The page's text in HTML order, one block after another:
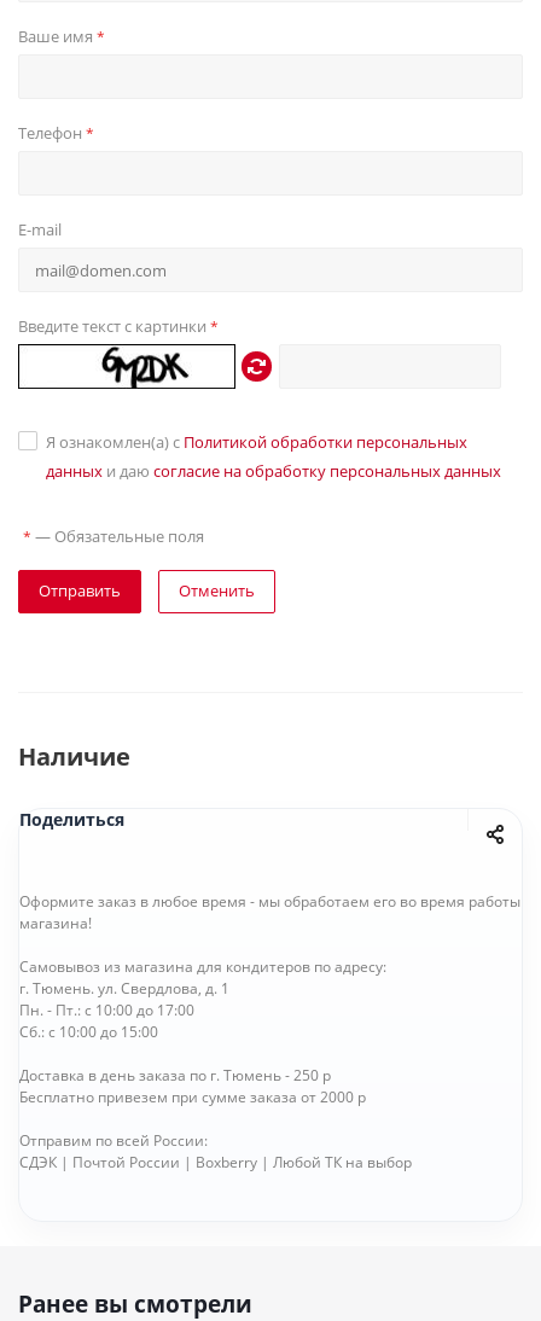
Ваше имя *
Телефон *
E-mail
Введите текст с картинки *
Я ознакомлен(а) с Политикой обработки персональных
данных и даю согласие на обработку персональных данных
* — Обязательные поля
Отправить Отменить
Наличие
Поделиться
Оформите заказ в любое время - мы обработаем его во время работы
магазина!
Самовывоз из магазина для кондитеров по адресу:
г. Тюмень. ул. Свердлова, д. 1
Пн. - Пт.: с 10:00 до 17:00
Сб.: с 10:00 до 15:00
Доставка в день заказа по г. Тюмень - 250 р
Бесплатно привезем при сумме заказа от 2000 р
Отправим по всей России:
СДЭК | Почтой России | Boxberry | Любой ТК на выбор
Ранее вы смотрели